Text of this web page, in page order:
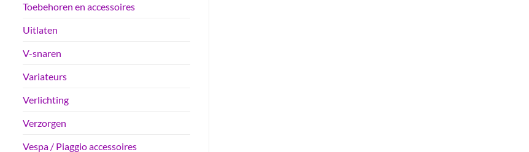
Toebehoren en accessoires
Uitlaten
V-snaren
Variateurs
Verlichting
Verzorgen
Vespa / Piaggio accessoires